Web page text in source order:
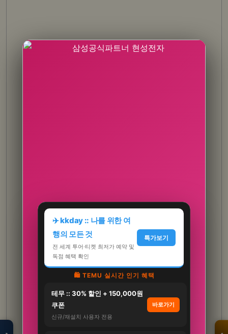
✈️ kkday :: 나를 위한 여
행의 모든 것
전 세계 투어·티켓 최저가 예약 및
독점 혜택 확인
특가보기
🛍️ TEMU 실시간 인기 혜택
테무 :: 30% 할인 + 150,000원
쿠폰
신규/재설치 사용자 전용
바로가기